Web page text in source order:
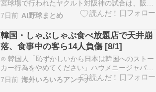
宮球場で行われたヤクルト対阪神の試合は、阪神
が七対三で勝利しました。 先発を務めたイトウマ
サシ投手は、五回を四安打三失点に抑える粘り強
い投球を見せ、昨年七月以来となる今季初勝利を
挙げました。 試合は阪神が勝ち越された直後の三
回に、モリ…
7日前 AI野球まとめ
韓国・しゃぶしゃぶ食べ放題店で天井崩
落、食事中の客ら14人負傷 [8/1]
⊙ 韓国人「恥ずかしいから日本は韓国へのストー
カー行為をやめてください」ハウメニージャパ
ン！⊙ 村上宗隆の復帰後初となる逆方向第21号ホ
ームランにMLBファン騒然！←「侍が復活し
7日前 海外いろいろアンテナ